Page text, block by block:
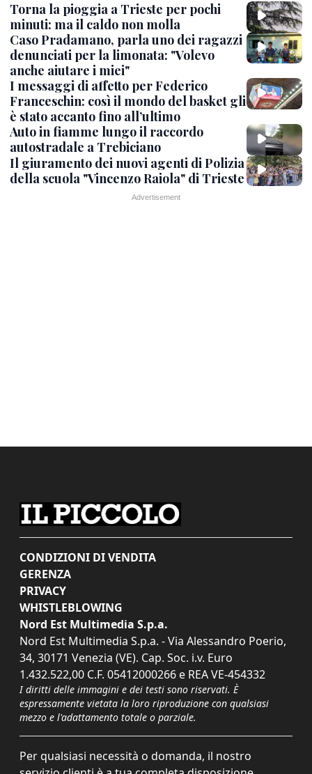
Torna la pioggia a Trieste per pochi
minuti: ma il caldo non molla
Caso Pradamano, parla uno dei ragazzi
denunciati per la limonata: "Volevo
anche aiutare i miei"
I messaggi di affetto per Federico
Franceschin: così il mondo del basket gli
è stato accanto fino all’ultimo
Auto in fiamme lungo il raccordo
autostradale a Trebiciano
Il giuramento dei nuovi agenti di Polizia
della scuola "Vincenzo Raiola" di Trieste
CONDIZIONI DI VENDITA
GERENZA
PRIVACY
WHISTLEBLOWING
Nord Est Multimedia S.p.a.
Nord Est Multimedia S.p.a. - Via Alessandro Poerio,
34, 30171 Venezia (VE). Cap. Soc. i.v. Euro
1.432.522,00 C.F. 05412000266 e REA VE-454332
I diritti delle immagini e dei testi sono riservati. È
espressamente vietata la loro riproduzione con qualsiasi
mezzo e l'adattamento totale o parziale.
Per qualsiasi necessità o domanda, il nostro